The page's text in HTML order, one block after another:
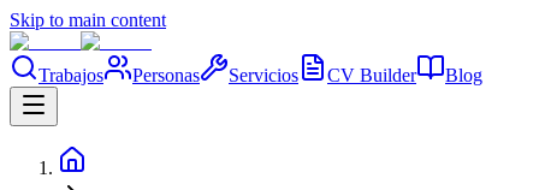
Skip to main content
Trabajos Personas Servicios CV Builder Blog